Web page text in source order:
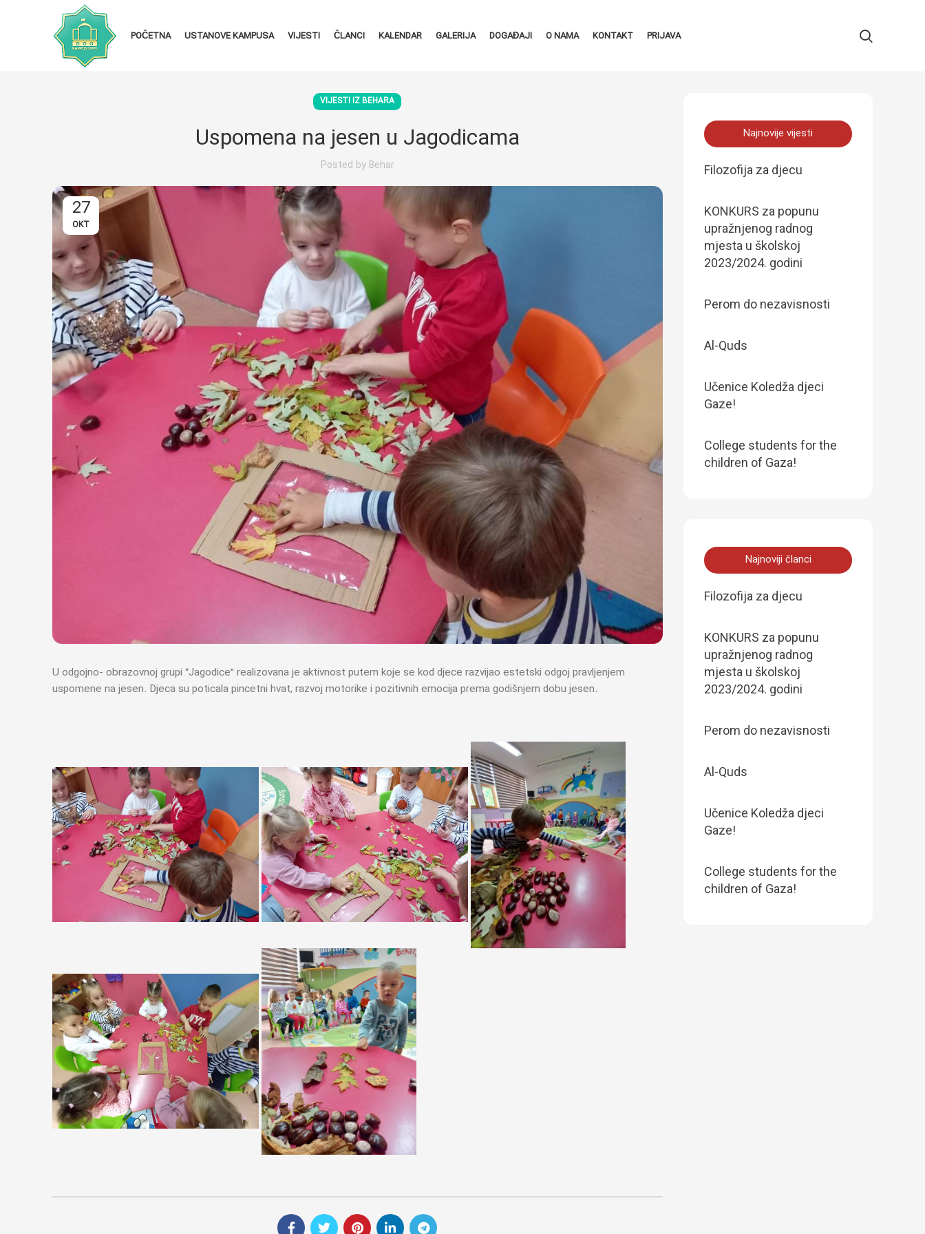
POČETNA USTANOVE KAMPUSA VIJESTI ČLANCI KALENDAR GALERIJA DOGAĐAJI O NAMA KONTAKT PRIJAVA
VIJESTI IZ BEHARA
Uspomena na jesen u Jagodicama
Posted by Behar
27
OKT
U odgojno- obrazovnoj grupi “Jagodice” realizovana je aktivnost putem koje se kod djece razvijao estetski odgoj pravljenjem
uspomene na jesen. Djeca su poticala pincetni hvat, razvoj motorike i pozitivnih emocija prema godišnjem dobu jesen.
Najnovije vijesti
Filozofija za djecu
KONKURS za popunu
upražnjenog radnog
mjesta u školskoj
2023/2024. godini
Perom do nezavisnosti
Al-Quds
Učenice Koledža djeci
Gaze!
College students for the
children of Gaza!
Najnoviji članci
Filozofija za djecu
KONKURS za popunu
upražnjenog radnog
mjesta u školskoj
2023/2024. godini
Perom do nezavisnosti
Al-Quds
Učenice Koledža djeci
Gaze!
College students for the
children of Gaza!